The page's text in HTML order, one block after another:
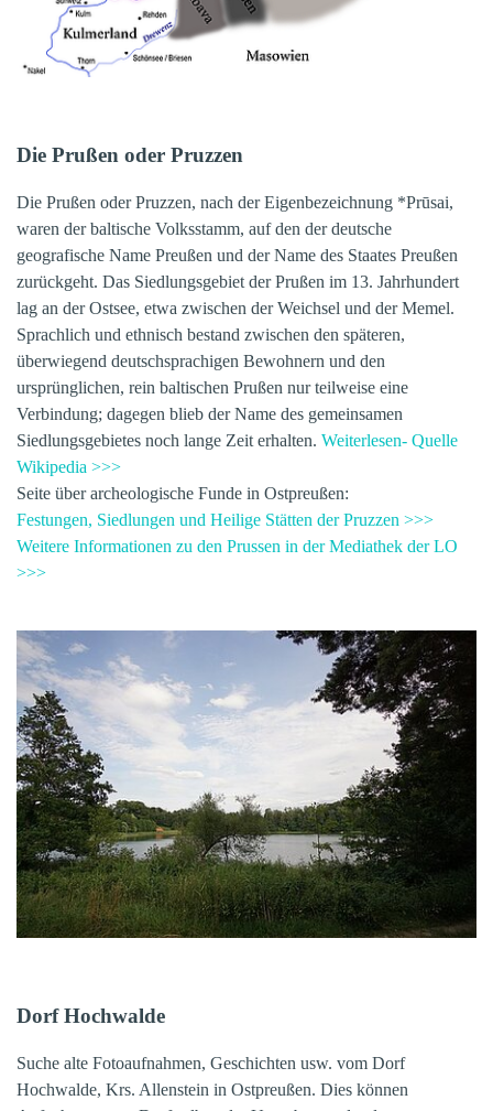
Die Prußen oder Pruzzen
Die Prußen oder Pruzzen, nach der Eigenbezeichnung *Prūsai,
waren der baltische Volksstamm, auf den der deutsche
geografische Name Preußen und der Name des Staates Preußen
zurückgeht. Das Siedlungsgebiet der Prußen im 13. Jahrhundert
lag an der Ostsee, etwa zwischen der Weichsel und der Memel.
Sprachlich und ethnisch bestand zwischen den späteren,
überwiegend deutschsprachigen Bewohnern und den
ursprünglichen, rein baltischen Prußen nur teilweise eine
Verbindung; dagegen blieb der Name des gemeinsamen
Siedlungsgebietes noch lange Zeit erhalten. Weiterlesen- Quelle
Wikipedia >>>
Seite über archeologische Funde in Ostpreußen:
Festungen, Siedlungen und Heilige Stätten der Pruzzen >>>
Weitere Informationen zu den Prussen in der Mediathek der LO
>>>
Dorf Hochwalde
Suche alte Fotoaufnahmen, Geschichten usw. vom Dorf
Hochwalde, Krs. Allenstein in Ostpreußen. Dies können